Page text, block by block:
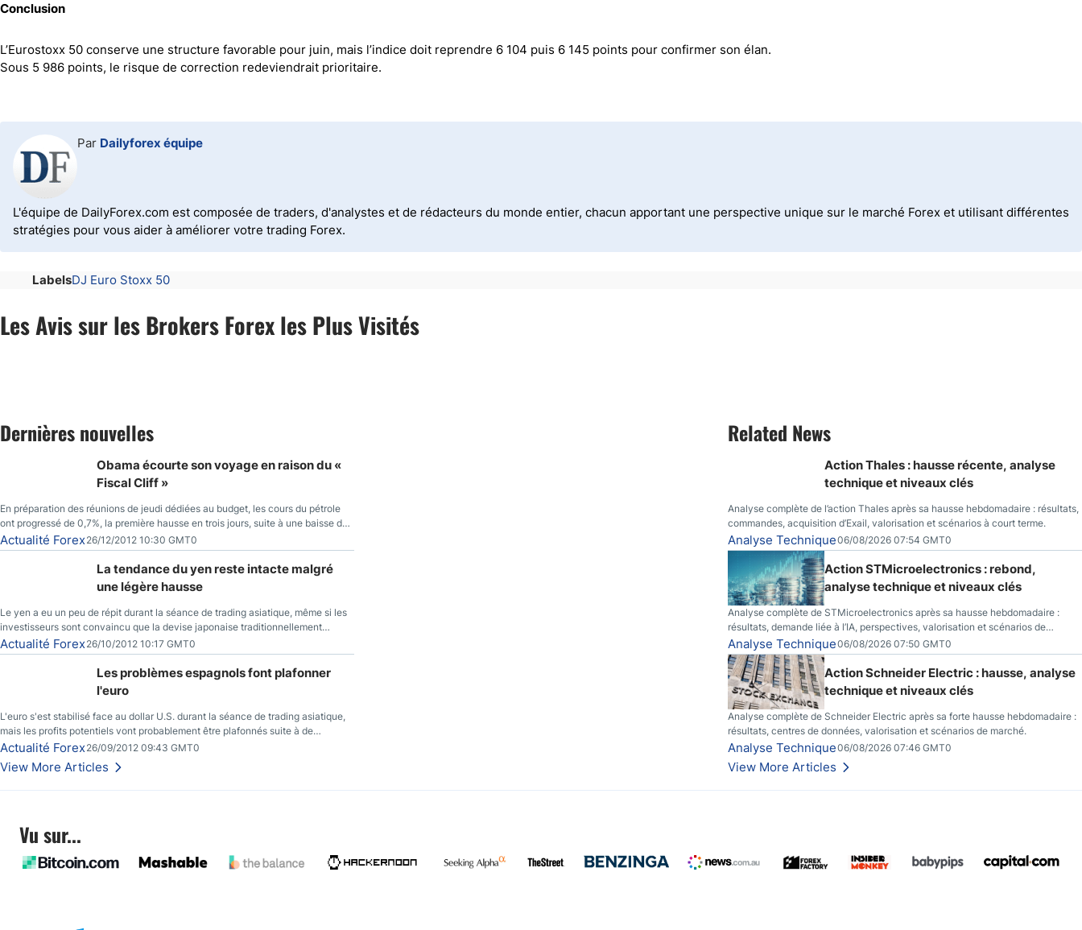
Conclusion
L’Eurostoxx 50 conserve une structure favorable pour juin, mais l’indice doit reprendre 6 104 puis 6 145 points pour confirmer son élan.
Sous 5 986 points, le risque de correction redeviendrait prioritaire.
Par Dailyforex équipe
L'équipe de DailyForex.com est composée de traders, d'analystes et de rédacteurs du monde entier, chacun apportant une perspective unique sur le marché Forex et utilisant différentes
stratégies pour vous aider à améliorer votre trading Forex.
LabelsDJ Euro Stoxx 50
Les Avis sur les Brokers Forex les Plus Visités
Dernières nouvelles
Obama écourte son voyage en raison du «
Fiscal Cliff »
En préparation des réunions de jeudi dédiées au budget, les cours du pétrole
ont progressé de 0,7%, la première hausse en trois jours, suite à une baisse du
prix des réserves de pétrole américaines à un bas de 10 semaines.
Actualité Forex26/12/2012 10:30 GMT0
La tendance du yen reste intacte malgré
une légère hausse
Le yen a eu un peu de répit durant la séance de trading asiatique, même si les
investisseurs sont convaincu que la devise japonaise traditionnellement
sécuritaire devrait chuter de façon importante après la réunion de la Banque du
Japon la semaine prochaine.
Actualité Forex26/10/2012 10:17 GMT0
Les problèmes espagnols font plafonner
l'euro
L'euro s'est stabilisé face au dollar U.S. durant la séance de trading asiatique,
mais les profits potentiels vont probablement être plafonnés suite à de
nouveaux événements liés au renflouement en Espagne, renforçant les
inquiétudes des investisseurs.
Actualité Forex26/09/2012 09:43 GMT0
View More Articles
Related News
Action Thales : hausse récente, analyse
technique et niveaux clés
Analyse complète de l’action Thales après sa hausse hebdomadaire : résultats,
commandes, acquisition d’Exail, valorisation et scénarios à court terme.
Analyse Technique06/08/2026 07:54 GMT0
Action STMicroelectronics : rebond,
analyse technique et niveaux clés
Analyse complète de STMicroelectronics après sa hausse hebdomadaire :
résultats, demande liée à l’IA, perspectives, valorisation et scénarios de
marché.
Analyse Technique06/08/2026 07:50 GMT0
Action Schneider Electric : hausse, analyse
technique et niveaux clés
Analyse complète de Schneider Electric après sa forte hausse hebdomadaire :
résultats, centres de données, valorisation et scénarios de marché.
Analyse Technique06/08/2026 07:46 GMT0
View More Articles
Vu sur...